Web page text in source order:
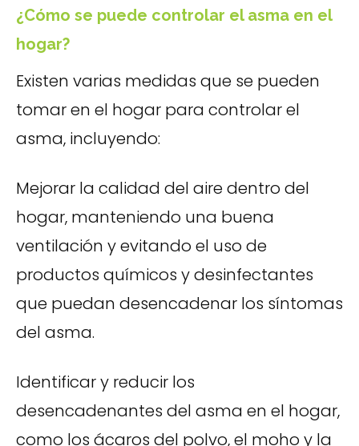
¿Cómo se puede controlar el asma en el
hogar?
Existen varias medidas que se pueden
tomar en el hogar para controlar el
asma, incluyendo:
Mejorar la calidad del aire dentro del
hogar, manteniendo una buena
ventilación y evitando el uso de
productos químicos y desinfectantes
que puedan desencadenar los síntomas
del asma.
Identificar y reducir los
desencadenantes del asma en el hogar,
como los ácaros del polvo, el moho y la